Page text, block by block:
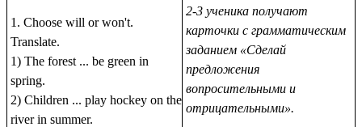
1. Choose will or won't.
Translate.
1) The forest ... be green in
spring.
2) Children ... play hockey on the
river in summer.
2-3 ученика получают
карточки c грамматическим
заданием «Сделай
предложения
вопросительными и
отрицательными».